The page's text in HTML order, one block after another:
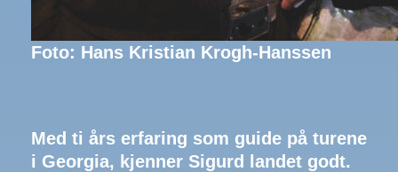
Foto: Hans Kristian Krogh-Hanssen
Med ti års erfaring som guide på turene
i Georgia, kjenner Sigurd landet godt.